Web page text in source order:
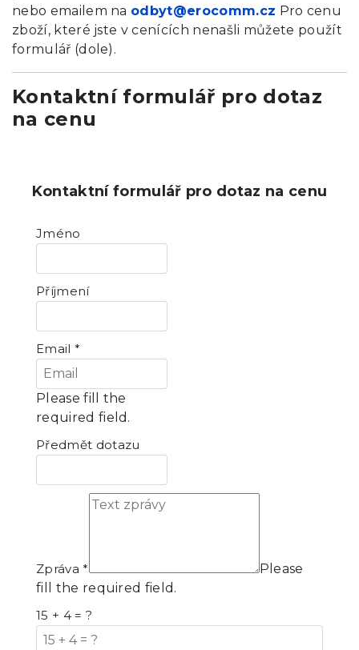
nebo emailem na odbyt@erocomm.cz Pro cenu
zboží, které jste v cenících nenašli můžete použít
formulář (dole).
Kontaktní formulář pro dotaz
na cenu
Kontaktní formulář pro dotaz na cenu
Jméno
Příjmení
Email *
Please fill the
required field.
Předmět dotazu
Zpráva *
Please
fill the required field.
15 + 4 = ?